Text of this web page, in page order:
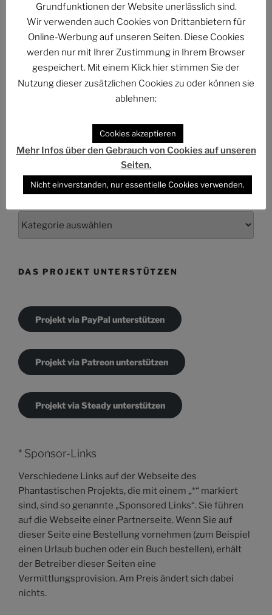
Music Video
ARCHIV
KATEGORIEN
DAS PROJEKT UNTERSTÜTZEN
Projekt via PayPal unterstützen
Projekt via Patreon unterstützen
Projekt via Steady unterstützen
* Sponsor-Links
Verschiedene Links auf der Webseite des
Phantastischen Projekts, die mit einem „*“ markiert
sind, sind so genannte „Sponsored Links“. Sie führen
auf die Webseite einer Partnerseite. Wenn Sie auf
dieser Seite eine Bestellung vornehmen (zum Beispiel
einen Urlaub buchen oder ein Buch bestellen), erhält
der Betreiber dieser Seiten eine
Vermittlungsprovision. Am Preis ändert sich dabei
nichts.
Grundfunktionen der Website unerlässlich sind.
Wir verwenden auch Cookies von Drittanbietern für
Online-Werbung auf unseren Seiten. Diese Cookies
werden nur mit Ihrer Zustimmung in Ihrem Browser
gespeichert. Mit einem Klick hier stimmen Sie der
Nutzung dieser zusätzlichen Cookies zu oder können sie
ablehnen:
Cookies akzeptieren
Mehr Infos über den Gebrauch von Cookies auf unseren
Seiten.
Nicht einverstanden, nur essentielle Cookies verwenden.